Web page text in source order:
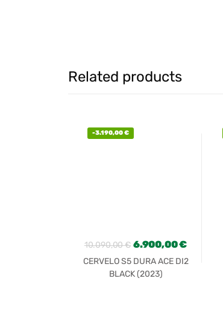
Related products
-3.190,00€
10.090,00€ 6.900,00€
CERVELO S5 DURA ACE DI2
BLACK (2023)